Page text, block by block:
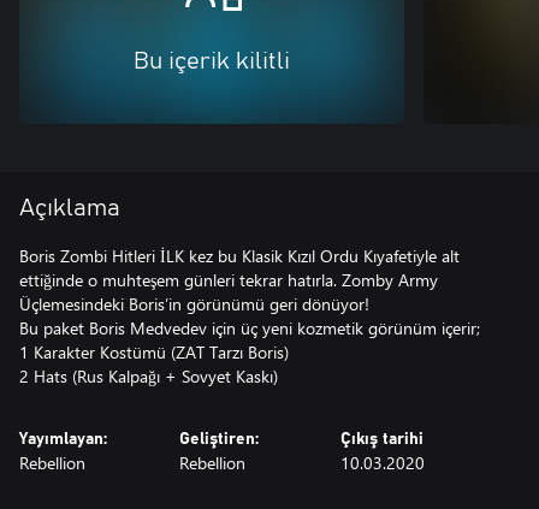
Bu içerik kilitli
Açıklama
Boris Zombi Hitleri İLK kez bu Klasik Kızıl Ordu Kıyafetiyle alt
ettiğinde o muhteşem günleri tekrar hatırla. Zomby Army
Üçlemesindeki Boris’in görünümü geri dönüyor!
Bu paket Boris Medvedev için üç yeni kozmetik görünüm içerir;
1 Karakter Kostümü (ZAT Tarzı Boris)
Yayımlayan:
Rebellion
Geliştiren:
Rebellion
Çıkış tarihi
10.03.2020